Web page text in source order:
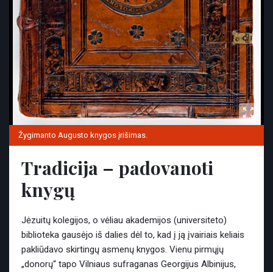
Žygimanto Augusto knygos įrišimas.
Tradicija – padovanoti
knygų
Jėzuitų kolegijos, o vėliau akademijos (universiteto)
biblioteka gausėjo iš dalies dėl to, kad į ją įvairiais keliais
pakliūdavo skirtingų asmenų knygos. Vienu pirmųjų
„donorų“ tapo Vilniaus sufraganas Georgijus Albinijus,